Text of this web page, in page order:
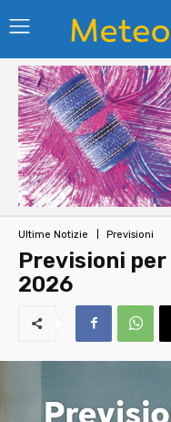
Ultime Notizie Previsioni
Previsioni
2026